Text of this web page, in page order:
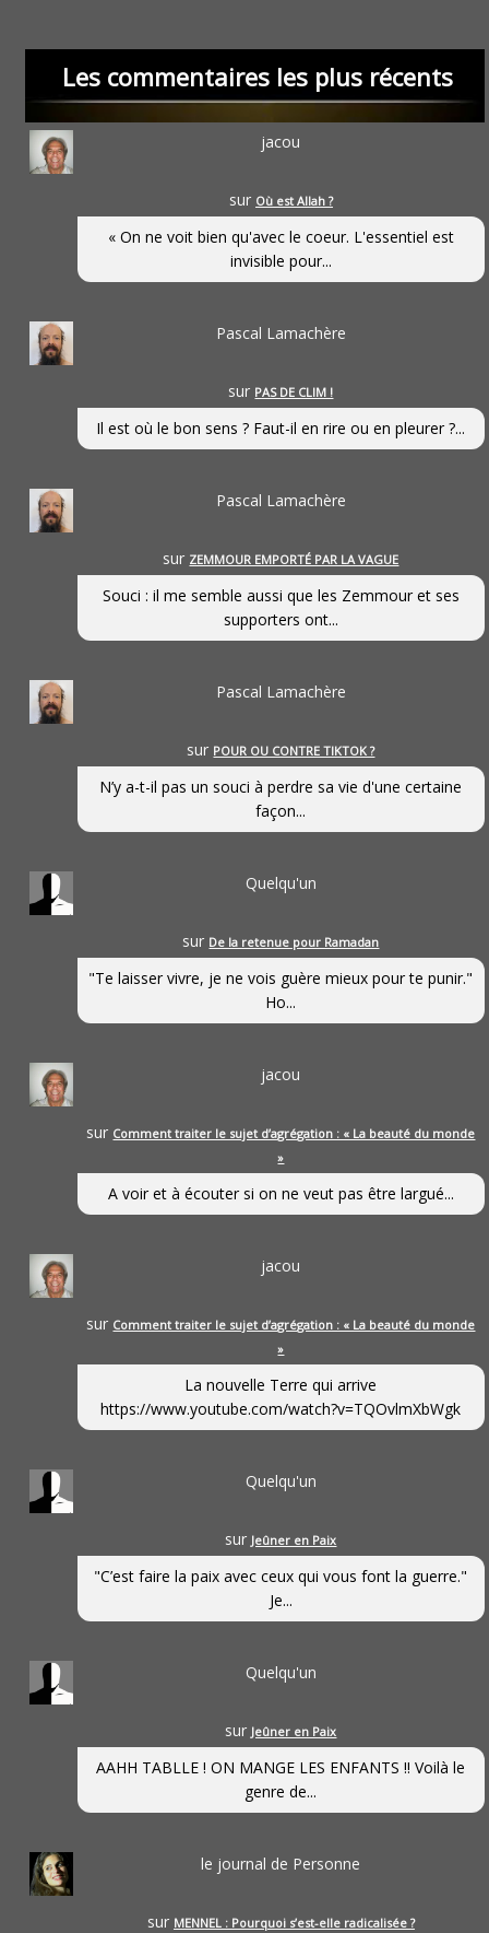
Les commentaires les plus récents
jacou
sur Où est Allah ?
« On ne voit bien qu'avec le coeur. L'essentiel est
invisible pour...
Pascal Lamachère
sur PAS DE CLIM !
Il est où le bon sens ? Faut-il en rire ou en pleurer ?...
Pascal Lamachère
sur ZEMMOUR EMPORTÉ PAR LA VAGUE
Souci : il me semble aussi que les Zemmour et ses
supporters ont...
Pascal Lamachère
sur POUR OU CONTRE TIKTOK ?
N’y a-t-il pas un souci à perdre sa vie d'une certaine
façon...
Quelqu'un
sur De la retenue pour Ramadan
"Te laisser vivre, je ne vois guère mieux pour te punir."
Ho...
jacou
sur Comment traiter le sujet d’agrégation : « La beauté du monde
»
A voir et à écouter si on ne veut pas être largué...
jacou
sur Comment traiter le sujet d’agrégation : « La beauté du monde
»
La nouvelle Terre qui arrive
https://www.youtube.com/watch?v=TQOvlmXbWgk
Quelqu'un
sur Jeûner en Paix
"C’est faire la paix avec ceux qui vous font la guerre."
Je...
Quelqu'un
sur Jeûner en Paix
AAHH TABLLE ! ON MANGE LES ENFANTS !! Voilà le
genre de...
le journal de Personne
sur MENNEL : Pourquoi s’est-elle radicalisée ?